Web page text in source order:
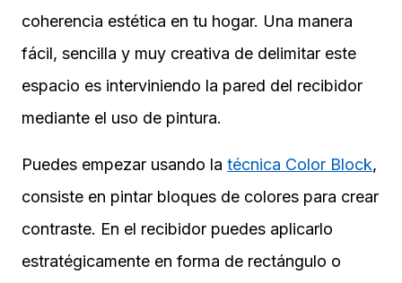
coherencia estética en tu hogar. Una manera
fácil, sencilla y muy creativa de delimitar este
espacio es interviniendo la pared del recibidor
mediante el uso de pintura.
Puedes empezar usando la técnica Color Block,
consiste en pintar bloques de colores para crear
contraste. En el recibidor puedes aplicarlo
estratégicamente en forma de rectángulo o